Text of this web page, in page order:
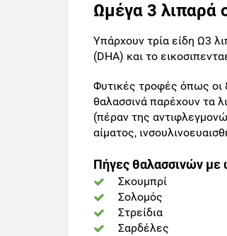
Ωμέγα 3 λιπαρά
Υπάρχουν τρία είδη Ω3
(DHA) και το
Φυτικές τροφές όπως οι
θαλασσινά παρέχουν τα
(πέραν της
αίματος,
Πήγες θαλασσινών με
Σκουμπρί
Σολομός
Στρείδια
Σαρδέλες